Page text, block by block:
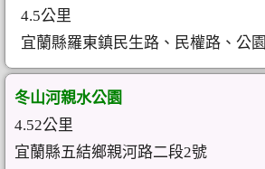
4.5公里
宜蘭縣羅東鎮民生路、民權路、公園
冬山河親水公園
4.52公里
宜蘭縣五結鄉親河路二段2號